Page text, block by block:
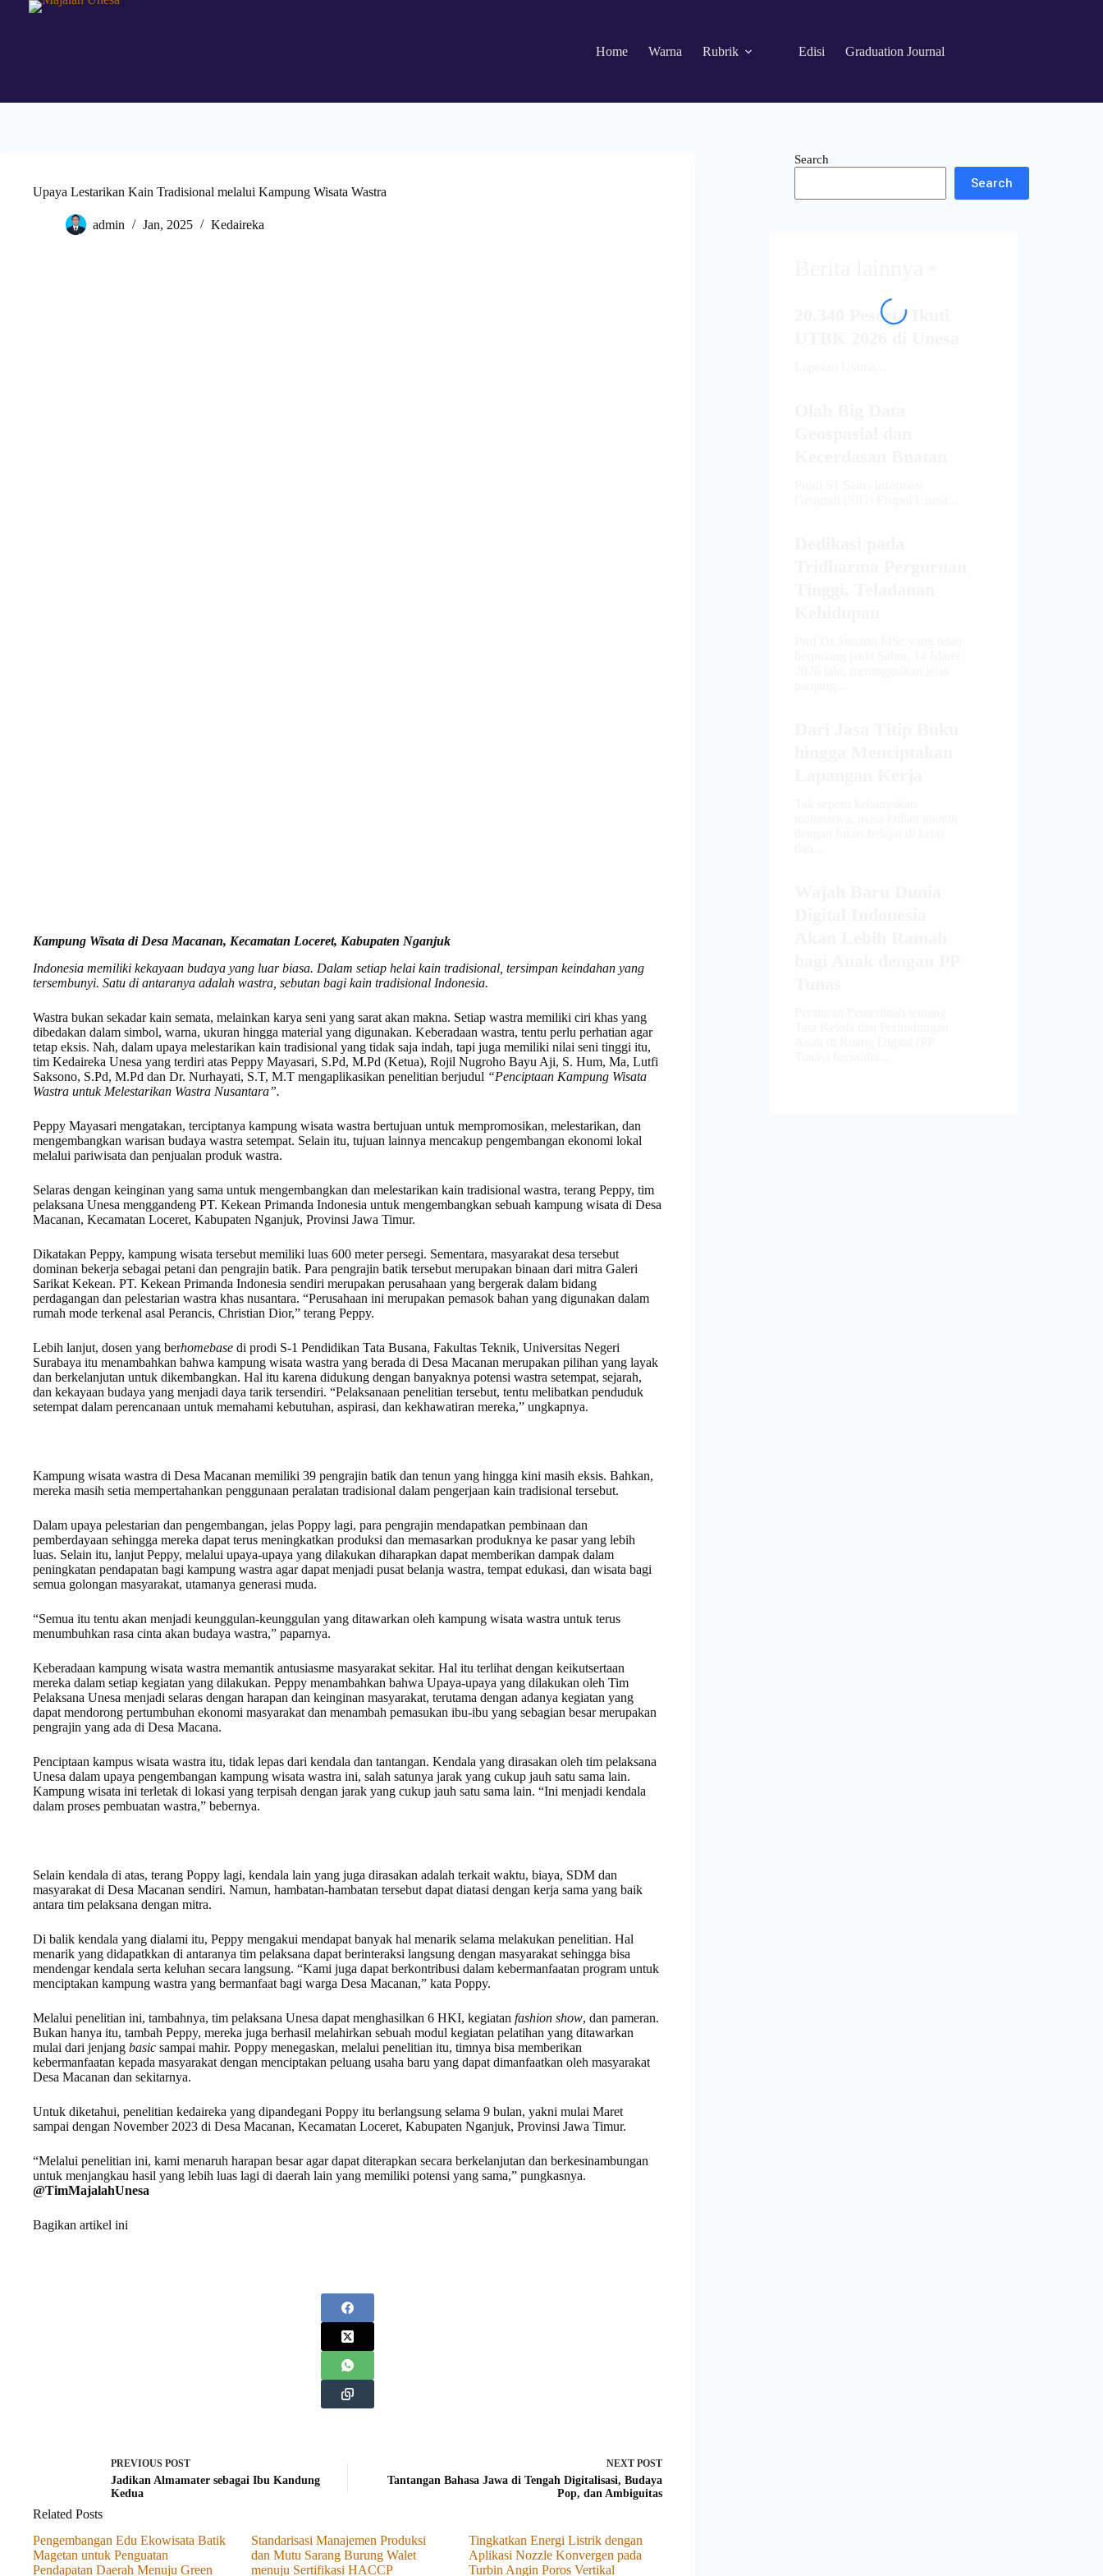
Home Warna Rubrik Edisi Graduation Journal
Upaya Lestarikan Kain Tradisional melalui Kampung Wisata Wastra
admin Jan, 2025 Kedaireka
Kampung Wisata di Desa Macanan, Kecamatan Loceret, Kabupaten Nganjuk
Indonesia memiliki kekayaan budaya yang luar biasa. Dalam setiap helai kain tradisional, tersimpan keindahan yang
tersembunyi. Satu di antaranya adalah wastra, sebutan bagi kain tradisional Indonesia.
Wastra bukan sekadar kain semata, melainkan karya seni yang sarat akan makna. Setiap wastra memiliki ciri khas yang
dibedakan dalam simbol, warna, ukuran hingga material yang digunakan. Keberadaan wastra, tentu perlu perhatian agar
tetap eksis. Nah, dalam upaya melestarikan kain tradisional yang tidak saja indah, tapi juga memiliki nilai seni tinggi itu,
tim Kedaireka Unesa yang terdiri atas Peppy Mayasari, S.Pd, M.Pd (Ketua), Rojil Nugroho Bayu Aji, S. Hum, Ma, Lutfi
Saksono, S.Pd, M.Pd dan Dr. Nurhayati, S.T, M.T mengaplikasikan penelitian berjudul “Penciptaan Kampung Wisata
Wastra untuk Melestarikan Wastra Nusantara”.
Peppy Mayasari mengatakan, terciptanya kampung wisata wastra bertujuan untuk mempromosikan, melestarikan, dan
mengembangkan warisan budaya wastra setempat. Selain itu, tujuan lainnya mencakup pengembangan ekonomi lokal
melalui pariwisata dan penjualan produk wastra.
Selaras dengan keinginan yang sama untuk mengembangkan dan melestarikan kain tradisional wastra, terang Peppy, tim
pelaksana Unesa menggandeng PT. Kekean Primanda Indonesia untuk mengembangkan sebuah kampung wisata di Desa
Macanan, Kecamatan Loceret, Kabupaten Nganjuk, Provinsi Jawa Timur.
Dikatakan Peppy, kampung wisata tersebut memiliki luas 600 meter persegi. Sementara, masyarakat desa tersebut
dominan bekerja sebagai petani dan pengrajin batik. Para pengrajin batik tersebut merupakan binaan dari mitra Galeri
Sarikat Kekean. PT. Kekean Primanda Indonesia sendiri merupakan perusahaan yang bergerak dalam bidang
perdagangan dan pelestarian wastra khas nusantara. “Perusahaan ini merupakan pemasok bahan yang digunakan dalam
rumah mode terkenal asal Perancis, Christian Dior,” terang Peppy.
Lebih lanjut, dosen yang berhomebase di prodi S-1 Pendidikan Tata Busana, Fakultas Teknik, Universitas Negeri
Surabaya itu menambahkan bahwa kampung wisata wastra yang berada di Desa Macanan merupakan pilihan yang layak
dan berkelanjutan untuk dikembangkan. Hal itu karena didukung dengan banyaknya potensi wastra setempat, sejarah,
dan kekayaan budaya yang menjadi daya tarik tersendiri. “Pelaksanaan penelitian tersebut, tentu melibatkan penduduk
setempat dalam perencanaan untuk memahami kebutuhan, aspirasi, dan kekhawatiran mereka,” ungkapnya.
Kampung wisata wastra di Desa Macanan memiliki 39 pengrajin batik dan tenun yang hingga kini masih eksis. Bahkan,
mereka masih setia mempertahankan penggunaan peralatan tradisional dalam pengerjaan kain tradisional tersebut.
Dalam upaya pelestarian dan pengembangan, jelas Poppy lagi, para pengrajin mendapatkan pembinaan dan
pemberdayaan sehingga mereka dapat terus meningkatkan produksi dan memasarkan produknya ke pasar yang lebih
luas. Selain itu, lanjut Peppy, melalui upaya-upaya yang dilakukan diharapkan dapat memberikan dampak dalam
peningkatan pendapatan bagi kampung wastra agar dapat menjadi pusat belanja wastra, tempat edukasi, dan wisata bagi
semua golongan masyarakat, utamanya generasi muda.
“Semua itu tentu akan menjadi keunggulan-keunggulan yang ditawarkan oleh kampung wisata wastra untuk terus
menumbuhkan rasa cinta akan budaya wastra,” paparnya.
Keberadaan kampung wisata wastra memantik antusiasme masyarakat sekitar. Hal itu terlihat dengan keikutsertaan
mereka dalam setiap kegiatan yang dilakukan. Peppy menambahkan bahwa Upaya-upaya yang dilakukan oleh Tim
Pelaksana Unesa menjadi selaras dengan harapan dan keinginan masyarakat, terutama dengan adanya kegiatan yang
dapat mendorong pertumbuhan ekonomi masyarakat dan menambah pemasukan ibu-ibu yang sebagian besar merupakan
pengrajin yang ada di Desa Macana.
Penciptaan kampus wisata wastra itu, tidak lepas dari kendala dan tantangan. Kendala yang dirasakan oleh tim pelaksana
Unesa dalam upaya pengembangan kampung wisata wastra ini, salah satunya jarak yang cukup jauh satu sama lain.
Kampung wisata ini terletak di lokasi yang terpisah dengan jarak yang cukup jauh satu sama lain. “Ini menjadi kendala
dalam proses pembuatan wastra,” bebernya.
Selain kendala di atas, terang Poppy lagi, kendala lain yang juga dirasakan adalah terkait waktu, biaya, SDM dan
masyarakat di Desa Macanan sendiri. Namun, hambatan-hambatan tersebut dapat diatasi dengan kerja sama yang baik
antara tim pelaksana dengan mitra.
Di balik kendala yang dialami itu, Peppy mengakui mendapat banyak hal menarik selama melakukan penelitian. Hal
menarik yang didapatkkan di antaranya tim pelaksana dapat berinteraksi langsung dengan masyarakat sehingga bisa
mendengar kendala serta keluhan secara langsung. “Kami juga dapat berkontribusi dalam kebermanfaatan program untuk
menciptakan kampung wastra yang bermanfaat bagi warga Desa Macanan,” kata Poppy.
Melalui penelitian ini, tambahnya, tim pelaksana Unesa dapat menghasilkan 6 HKI, kegiatan fashion show, dan pameran.
Bukan hanya itu, tambah Peppy, mereka juga berhasil melahirkan sebuah modul kegiatan pelatihan yang ditawarkan
mulai dari jenjang basic sampai mahir. Poppy menegaskan, melalui penelitian itu, timnya bisa memberikan
kebermanfaatan kepada masyarakat dengan menciptakan peluang usaha baru yang dapat dimanfaatkan oleh masyarakat
Desa Macanan dan sekitarnya.
Untuk diketahui, penelitian kedaireka yang dipandegani Poppy itu berlangsung selama 9 bulan, yakni mulai Maret
sampai dengan November 2023 di Desa Macanan, Kecamatan Loceret, Kabupaten Nganjuk, Provinsi Jawa Timur.
“Melalui penelitian ini, kami menaruh harapan besar agar dapat diterapkan secara berkelanjutan dan berkesinambungan
untuk menjangkau hasil yang lebih luas lagi di daerah lain yang memiliki potensi yang sama,” pungkasnya.
@TimMajalahUnesa
Bagikan artikel ini
PREVIOUS POST
Jadikan Almamater sebagai Ibu Kandung
Kedua
NEXT POST
Tantangan Bahasa Jawa di Tengah Digitalisasi, Budaya
Pop, dan Ambiguitas
Related Posts
Pengembangan Edu Ekowisata Batik
Magetan untuk Penguatan
Pendapatan Daerah Menuju Green
Standarisasi Manajemen Produksi
dan Mutu Sarang Burung Walet
menuju Sertifikasi HACCP
Tingkatkan Energi Listrik dengan
Aplikasi Nozzle Konvergen pada
Turbin Angin Poros Vertikal
Search
Search
20.340 Peserta Ikuti